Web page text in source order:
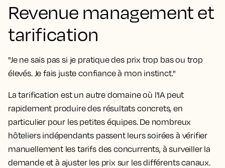
Revenue management et
tarification
"Je ne sais pas si je pratique des prix trop bas ou trop
élevés. Je fais juste confiance à mon instinct."
La tarification est un autre domaine où l'IA peut
rapidement produire des résultats concrets, en
particulier pour les petites équipes. De nombreux
hôteliers indépendants passent leurs soirées à vérifier
manuellement les tarifs des concurrents, à surveiller la
demande et à ajuster les prix sur les différents canaux.